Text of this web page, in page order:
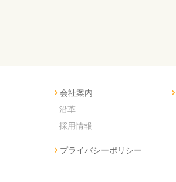
会社案内
沿革
採用情報
プライバシーポリシー